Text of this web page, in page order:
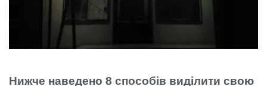
Нижче наведено 8 способів виділити свою